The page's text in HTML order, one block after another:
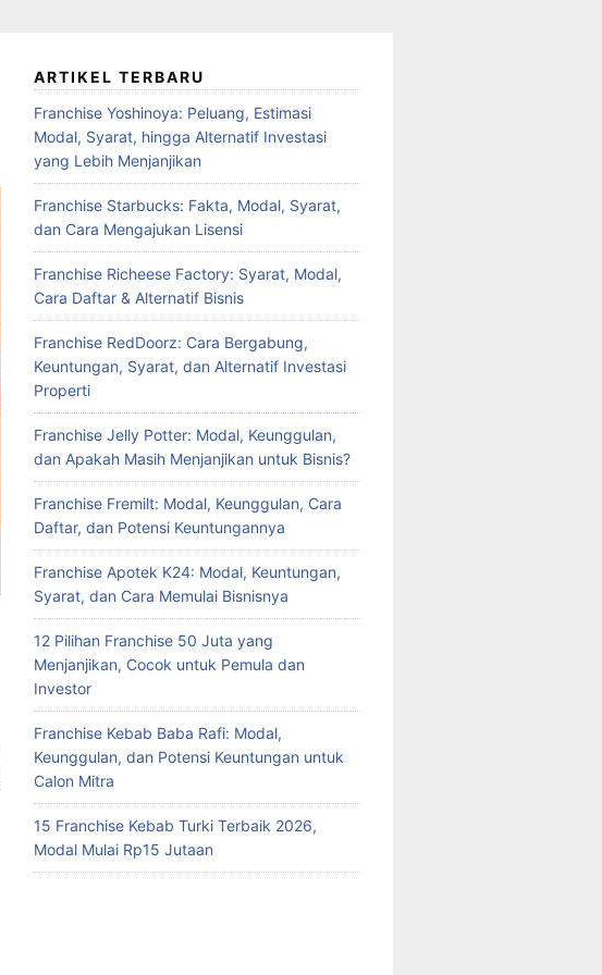
ARTIKEL TERBARU
Franchise Yoshinoya: Peluang, Estimasi
Modal, Syarat, hingga Alternatif Investasi
yang Lebih Menjanjikan
Franchise Starbucks: Fakta, Modal, Syarat,
dan Cara Mengajukan Lisensi
Franchise Richeese Factory: Syarat, Modal,
Cara Daftar & Alternatif Bisnis
Franchise RedDoorz: Cara Bergabung,
Keuntungan, Syarat, dan Alternatif Investasi
Properti
Franchise Jelly Potter: Modal, Keunggulan,
dan Apakah Masih Menjanjikan untuk Bisnis?
Franchise Fremilt: Modal, Keunggulan, Cara
Daftar, dan Potensi Keuntungannya
Franchise Apotek K24: Modal, Keuntungan,
Syarat, dan Cara Memulai Bisnisnya
12 Pilihan Franchise 50 Juta yang
Menjanjikan, Cocok untuk Pemula dan
Investor
Franchise Kebab Baba Rafi: Modal,
Keunggulan, dan Potensi Keuntungan untuk
Calon Mitra
15 Franchise Kebab Turki Terbaik 2026,
Modal Mulai Rp15 Jutaan